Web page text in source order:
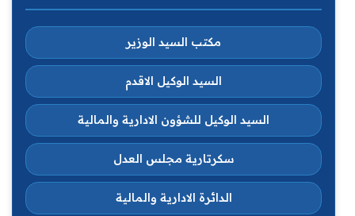
مكتب السيد الوزير
السيد الوكيل الاقدم
السيد الوكيل للشؤون الادارية والمالية
سكرتارية مجلس العدل
الدائرة الادارية والمالية